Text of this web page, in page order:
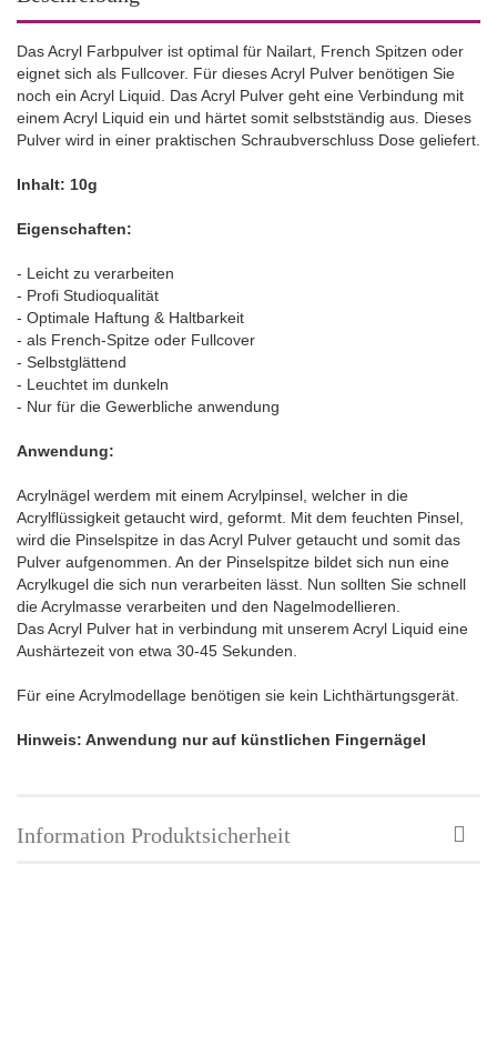
Das Acryl Farbpulver ist optimal für Nailart, French Spitzen oder
eignet sich als Fullcover. Für dieses Acryl Pulver benötigen Sie
noch ein Acryl Liquid. Das Acryl Pulver geht eine Verbindung mit
einem Acryl Liquid ein und härtet somit selbstständig aus. Dieses
Pulver wird in einer praktischen Schraubverschluss Dose geliefert.
Inhalt: 10g
Eigenschaften:
- Leicht zu verarbeiten
- Profi Studioqualität
- Optimale Haftung & Haltbarkeit
- als French-Spitze oder Fullcover
- Selbstglättend
- Leuchtet im dunkeln
- Nur für die Gewerbliche anwendung
Anwendung:
Acrylnägel werdem mit einem Acrylpinsel, welcher in die
Acrylflüssigkeit getaucht wird, geformt. Mit dem feuchten Pinsel,
wird die Pinselspitze in das Acryl Pulver getaucht und somit das
Pulver aufgenommen. An der Pinselspitze bildet sich nun eine
Acrylkugel die sich nun verarbeiten lässt. Nun sollten Sie schnell
die Acrylmasse verarbeiten und den Nagelmodellieren.
Das Acryl Pulver hat in verbindung mit unserem Acryl Liquid eine
Aushärtezeit von etwa 30-45 Sekunden.
Für eine Acrylmodellage benötigen sie kein Lichthärtungsgerät.
Hinweis: Anwendung nur auf künstlichen Fingernägel
Information Produktsicherheit